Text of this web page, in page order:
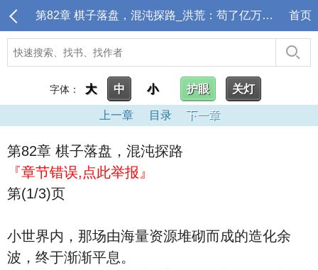
第82章 棋子落盘，混沌探路_洪荒：苟了亿万年，封神点名清算 首页
字体： 大 中 小 护眼 关灯
上一章 目录 下一章
第82章 棋子落盘，混沌探路
『章节错误,点此举报』
第(1/3)页
小世界内，那场由海量资源堆砌而成的造化余
波，终于渐渐平息。